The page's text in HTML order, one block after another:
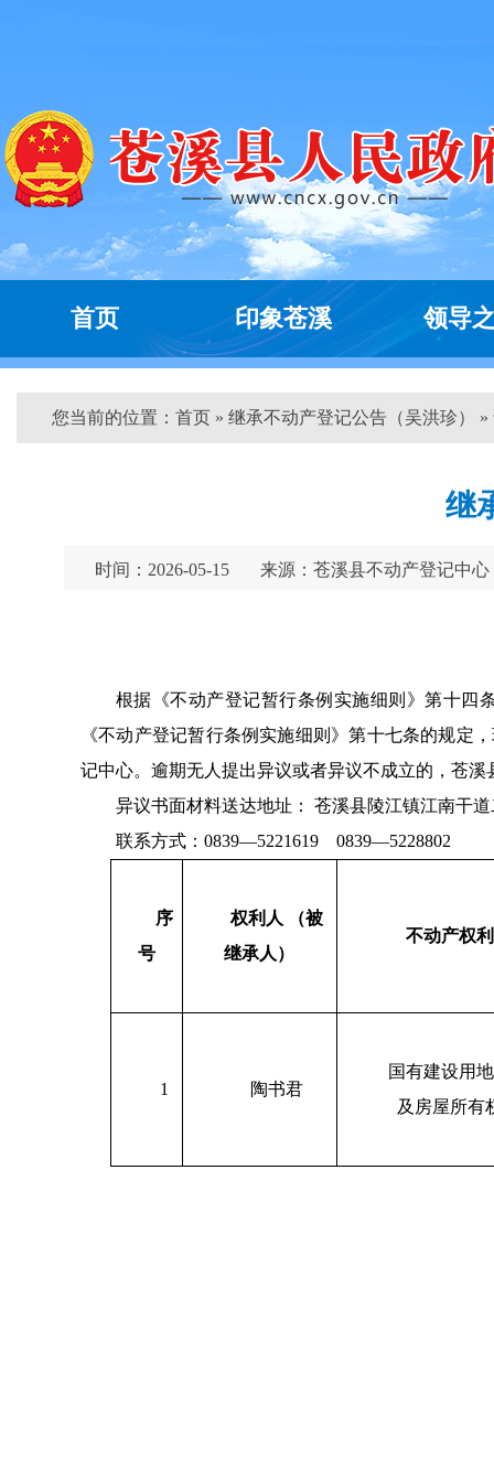
首页 印象苍溪 领导
您当前的位置： 首页 » 继承不动产登记公告（吴洪珍） »
继
时间：2026-05-15 来源：苍溪县不动产登记中心
根据《不动产登记暂行条例实施细则》第十四
《不动产登记暂行条例实施细则》第十七条的规定
记中心。逾期无人提出异议或者异议不成立的，苍
异议书面材料送达地址： 苍溪县陵江镇江南干道
联系方式：0839—5221619 0839—5228802
序
号
权利人 （被
继承人）
不动产权
1 陶书君
国有建设用
及房屋所有